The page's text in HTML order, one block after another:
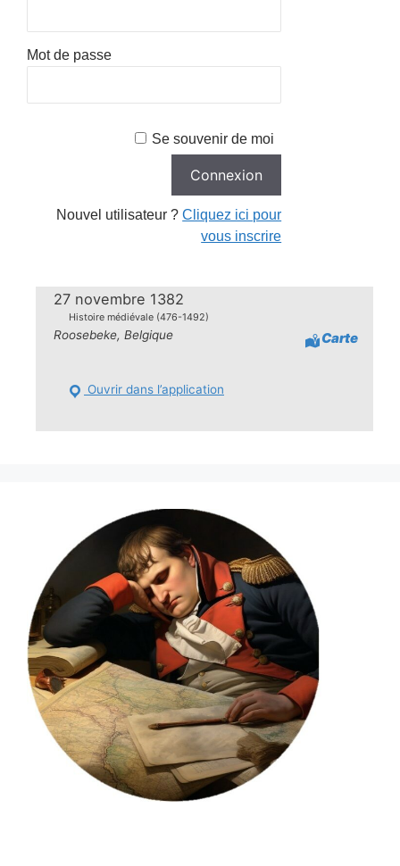
Mot de passe
Se souvenir de moi
Nouvel utilisateur ?Cliquez ici pour
vous inscrire
27 novembre 1382
Histoire médiévale (476-1492)
Roosebeke, Belgique Carte
Ouvrir dans l’application